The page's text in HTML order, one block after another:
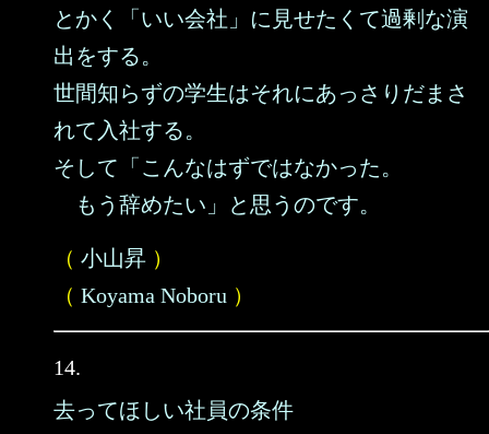
とかく「いい会社」に見せたくて過剰な演
出をする。
世間知らずの学生はそれにあっさりだまさ
れて入社する。
そして「こんなはずではなかった。
もう辞めたい」と思うのです。
（ 小山昇 ）
（ Koyama Noboru ）
14.
去ってほしい社員の条件